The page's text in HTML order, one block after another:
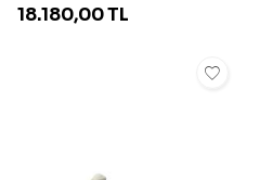
18.180,00TL